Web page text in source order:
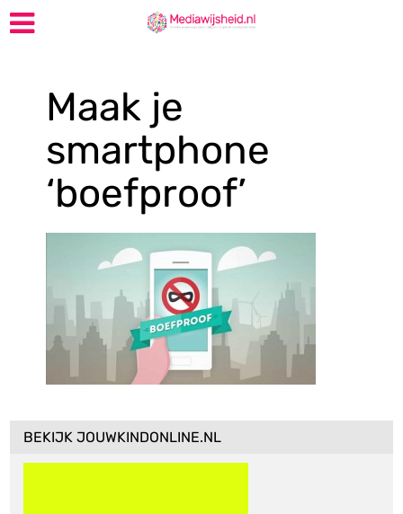
Maak je
smartphone
‘boefproof’
BEKIJK JOUWKINDONLINE.NL